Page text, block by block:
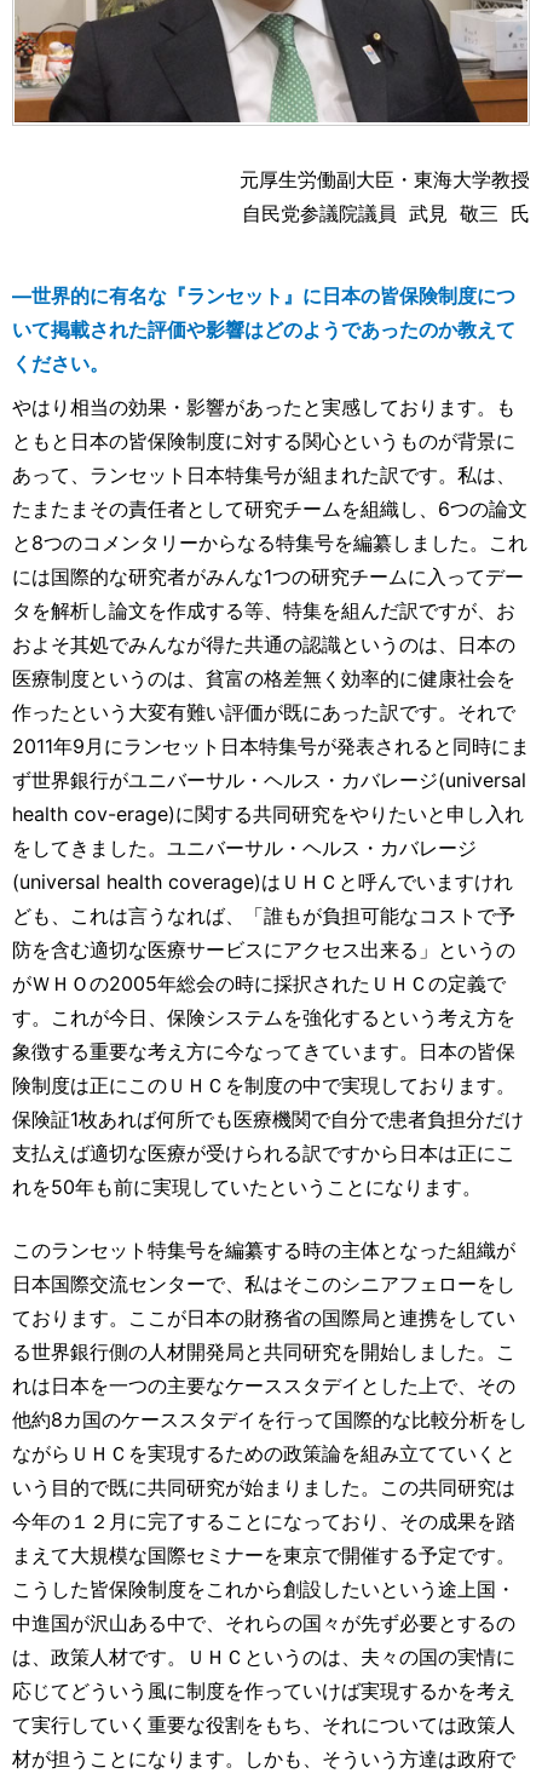
元厚生労働副大臣・東海大学教授
自民党参議院議員 武見 敬三 氏
―世界的に有名な『ランセット』に日本の皆保険制度につ
いて掲載された評価や影響はどのようであったのか教えて
ください。
やはり相当の効果・影響があったと実感しております。も
ともと日本の皆保険制度に対する関心というものが背景に
あって、ランセット日本特集号が組まれた訳です。私は、
たまたまその責任者として研究チームを組織し、6つの論文
と8つのコメンタリーからなる特集号を編纂しました。これ
には国際的な研究者がみんな1つの研究チームに入ってデー
タを解析し論文を作成する等、特集を組んだ訳ですが、お
およそ其処でみんなが得た共通の認識というのは、日本の
医療制度というのは、貧富の格差無く効率的に健康社会を
作ったという大変有難い評価が既にあった訳です。それで
2011年9月にランセット日本特集号が発表されると同時にま
ず世界銀行がユニバーサル・ヘルス・カバレージ(universal
health cov-erage)に関する共同研究をやりたいと申し入れ
をしてきました。ユニバーサル・ヘルス・カバレージ
(universal health coverage)はＵＨＣと呼んでいますけれ
ども、これは言うなれば、「誰もが負担可能なコストで予
防を含む適切な医療サービスにアクセス出来る」というの
がＷＨＯの2005年総会の時に採択されたＵＨＣの定義で
す。これが今日、保険システムを強化するという考え方を
象徴する重要な考え方に今なってきています。日本の皆保
険制度は正にこのＵＨＣを制度の中で実現しております。
保険証1枚あれば何所でも医療機関で自分で患者負担分だけ
支払えば適切な医療が受けられる訳ですから日本は正にこ
れを50年も前に実現していたということになります。
このランセット特集号を編纂する時の主体となった組織が
日本国際交流センターで、私はそこのシニアフェローをし
ております。ここが日本の財務省の国際局と連携をしてい
る世界銀行側の人材開発局と共同研究を開始しました。こ
れは日本を一つの主要なケーススタデイとした上で、その
他約8カ国のケーススタデイを行って国際的な比較分析をし
ながらＵＨＣを実現するための政策論を組み立てていくと
いう目的で既に共同研究が始まりました。この共同研究は
今年の１２月に完了することになっており、その成果を踏
まえて大規模な国際セミナーを東京で開催する予定です。
こうした皆保険制度をこれから創設したいという途上国・
中進国が沢山ある中で、それらの国々が先ず必要とするの
は、政策人材です。ＵＨＣというのは、夫々の国の実情に
応じてどういう風に制度を作っていけば実現するかを考え
て実行していく重要な役割をもち、それについては政策人
材が担うことになります。しかも、そういう方達は政府で